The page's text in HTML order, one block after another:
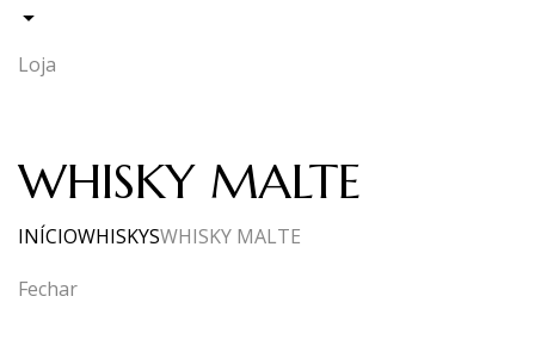
Loja
WHISKY MALTE
INÍCIOWHISKYSWHISKY MALTE
Fechar